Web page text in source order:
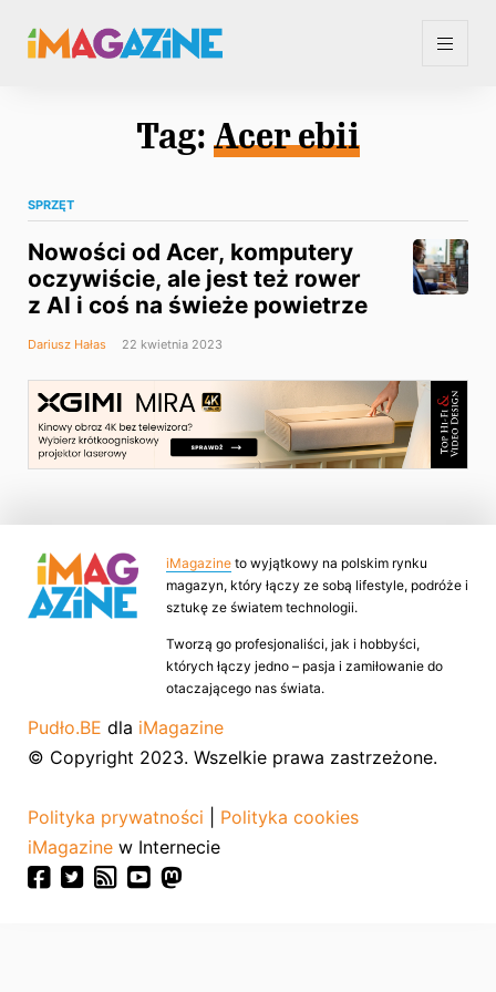
Tag: Acer ebii
SPRZĘT
Nowości od Acer, komputery
oczywiście, ale jest też rower
z AI i coś na świeże powietrze
Dariusz Hałas 22 kwietnia 2023
iMagazine to wyjątkowy na polskim rynku
magazyn, który łączy ze sobą lifestyle, podróże i
sztukę ze światem technologii.
Tworzą go profesjonaliści, jak i hobbyści,
których łączy jedno – pasja i zamiłowanie do
otaczającego nas świata.
Pudło.BE dla iMagazine
© Copyright 2023. Wszelkie prawa zastrzeżone.
Polityka prywatności
Polityka cookies
iMagazine w Internecie